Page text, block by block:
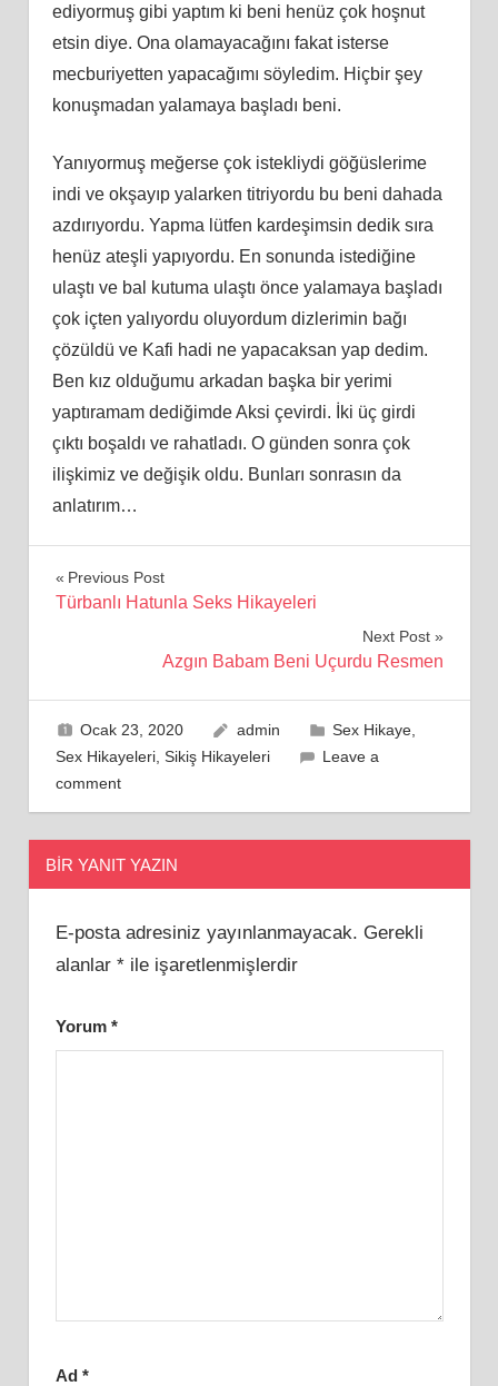
ediyormuş gibi yaptım ki beni henüz çok hoşnut
etsin diye. Ona olamayacağını fakat isterse
mecburiyetten yapacağımı söyledim. Hiçbir şey
konuşmadan yalamaya başladı beni.
Yanıyormuş meğerse çok istekliydi göğüslerime
indi ve okşayıp yalarken titriyordu bu beni dahada
azdırıyordu. Yapma lütfen kardeşimsin dedik sıra
henüz ateşli yapıyordu. En sonunda istediğine
ulaştı ve bal kutuma ulaştı önce yalamaya başladı
çok içten yalıyordu oluyordum dizlerimin bağı
çözüldü ve Kafi hadi ne yapacaksan yap dedim.
Ben kız olduğumu arkadan başka bir yerimi
yaptıramam dediğimde Aksi çevirdi. İki üç girdi
çıktı boşaldı ve rahatladı. O günden sonra çok
ilişkimiz ve değişik oldu. Bunları sonrasın da
anlatırım…
Yazı
Previous Post
Türbanlı Hatunla Seks Hikayeleri
Next Post
Azgın Babam Beni Uçurdu Resmen
Ocak 23, 2020 admin Sex Hikaye
Sex Hikayeleri, Sikiş Hikayeleri
Leave a
comment
BIR YANIT YAZIN
E-posta adresiniz yayınlanmayacak. Gerekli
alanlar *ile işaretlenmişlerdir
Yorum *
Ad *